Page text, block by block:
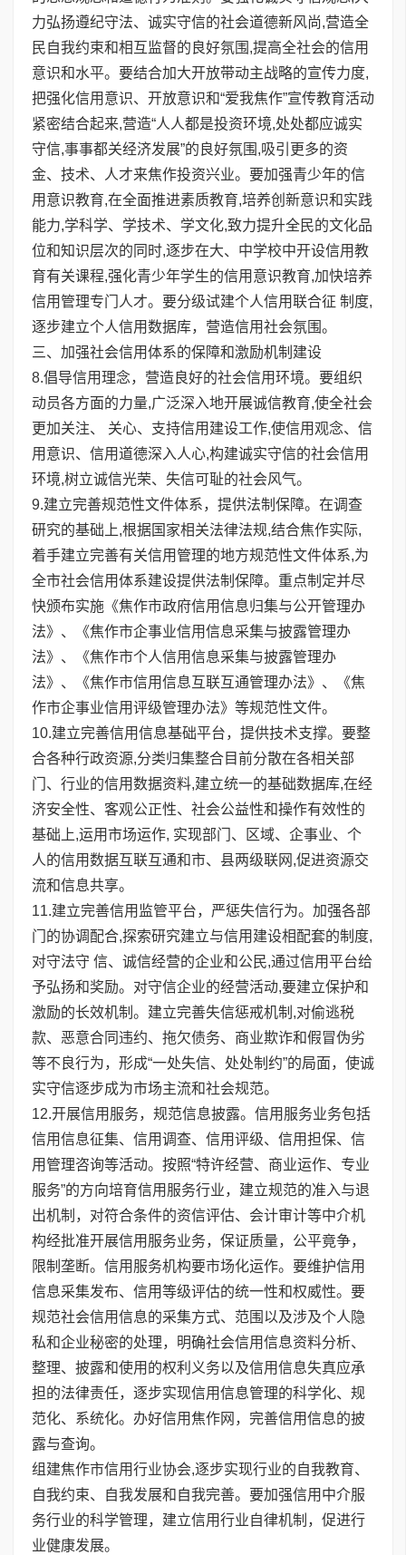
力弘扬遵纪守法、诚实守信的社会道德新风尚,营造全
民自我约束和相互监督的良好氛围,提高全社会的信用
意识和水平。要结合加大开放带动主战略的宣传力度,
把强化信用意识、开放意识和“爱我焦作”宣传教育活动
紧密结合起来,营造“人人都是投资环境,处处都应诚实
守信,事事都关经济发展”的良好氛围,吸引更多的资
金、技术、人才来焦作投资兴业。要加强青少年的信
用意识教育,在全面推进素质教育,培养创新意识和实践
能力,学科学、学技术、学文化,致力提升全民的文化品
位和知识层次的同时,逐步在大、中学校中开设信用教
育有关课程,强化青少年学生的信用意识教育,加快培养
信用管理专门人才。要分级试建个人信用联合征 制度,
逐步建立个人信用数据库，营造信用社会氛围。
三、加强社会信用体系的保障和激励机制建设
8.倡导信用理念，营造良好的社会信用环境。要组织
动员各方面的力量,广泛深入地开展诚信教育,使全社会
更加关注、 关心、支持信用建设工作,使信用观念、信
用意识、信用道德深入人心,构建诚实守信的社会信用
环境,树立诚信光荣、失信可耻的社会风气。
9.建立完善规范性文件体系，提供法制保障。在调查
研究的基础上,根据国家相关法律法规,结合焦作实际,
着手建立完善有关信用管理的地方规范性文件体系,为
全市社会信用体系建设提供法制保障。重点制定并尽
快颁布实施《焦作市政府信用信息归集与公开管理办
法》、《焦作市企事业信用信息采集与披露管理办
法》、《焦作市个人信用信息采集与披露管理办
法》、《焦作市信用信息互联互通管理办法》、《焦
作市企事业信用评级管理办法》等规范性文件。
10.建立完善信用信息基础平台，提供技术支撑。要整
合各种行政资源,分类归集整合目前分散在各相关部
门、行业的信用数据资料,建立统一的基础数据库,在经
济安全性、客观公正性、社会公益性和操作有效性的
基础上,运用市场运作, 实现部门、区域、企事业、个
人的信用数据互联互通和市、县两级联网,促进资源交
流和信息共享。
11.建立完善信用监管平台，严惩失信行为。加强各部
门的协调配合,探索研究建立与信用建设相配套的制度,
对守法守 信、诚信经营的企业和公民,通过信用平台给
予弘扬和奖励。对守信企业的经营活动,要建立保护和
激励的长效机制。建立完善失信惩戒机制,对偷逃税
款、恶意合同违约、拖欠债务、商业欺诈和假冒伪劣
等不良行为，形成“一处失信、处处制约”的局面，使诚
实守信逐步成为市场主流和社会规范。
12.开展信用服务，规范信息披露。信用服务业务包括
信用信息征集、信用调查、信用评级、信用担保、信
用管理咨询等活动。按照“特许经营、商业运作、专业
服务”的方向培育信用服务行业，建立规范的准入与退
出机制，对符合条件的资信评估、会计审计等中介机
构经批准开展信用服务业务，保证质量，公平竟争，
限制垄断。信用服务机构要市场化运作。要维护信用
信息采集发布、信用等级评估的统一性和权威性。要
规范社会信用信息的采集方式、范围以及涉及个人隐
私和企业秘密的处理，明确社会信用信息资料分析、
整理、披露和使用的权利义务以及信用信息失真应承
担的法律责任，逐步实现信用信息管理的科学化、规
范化、系统化。办好信用焦作网，完善信用信息的披
露与查询。
组建焦作市信用行业协会,逐步实现行业的自我教育、
自我约束、自我发展和自我完善。要加强信用中介服
务行业的科学管理，建立信用行业自律机制，促进行
业健康发展。